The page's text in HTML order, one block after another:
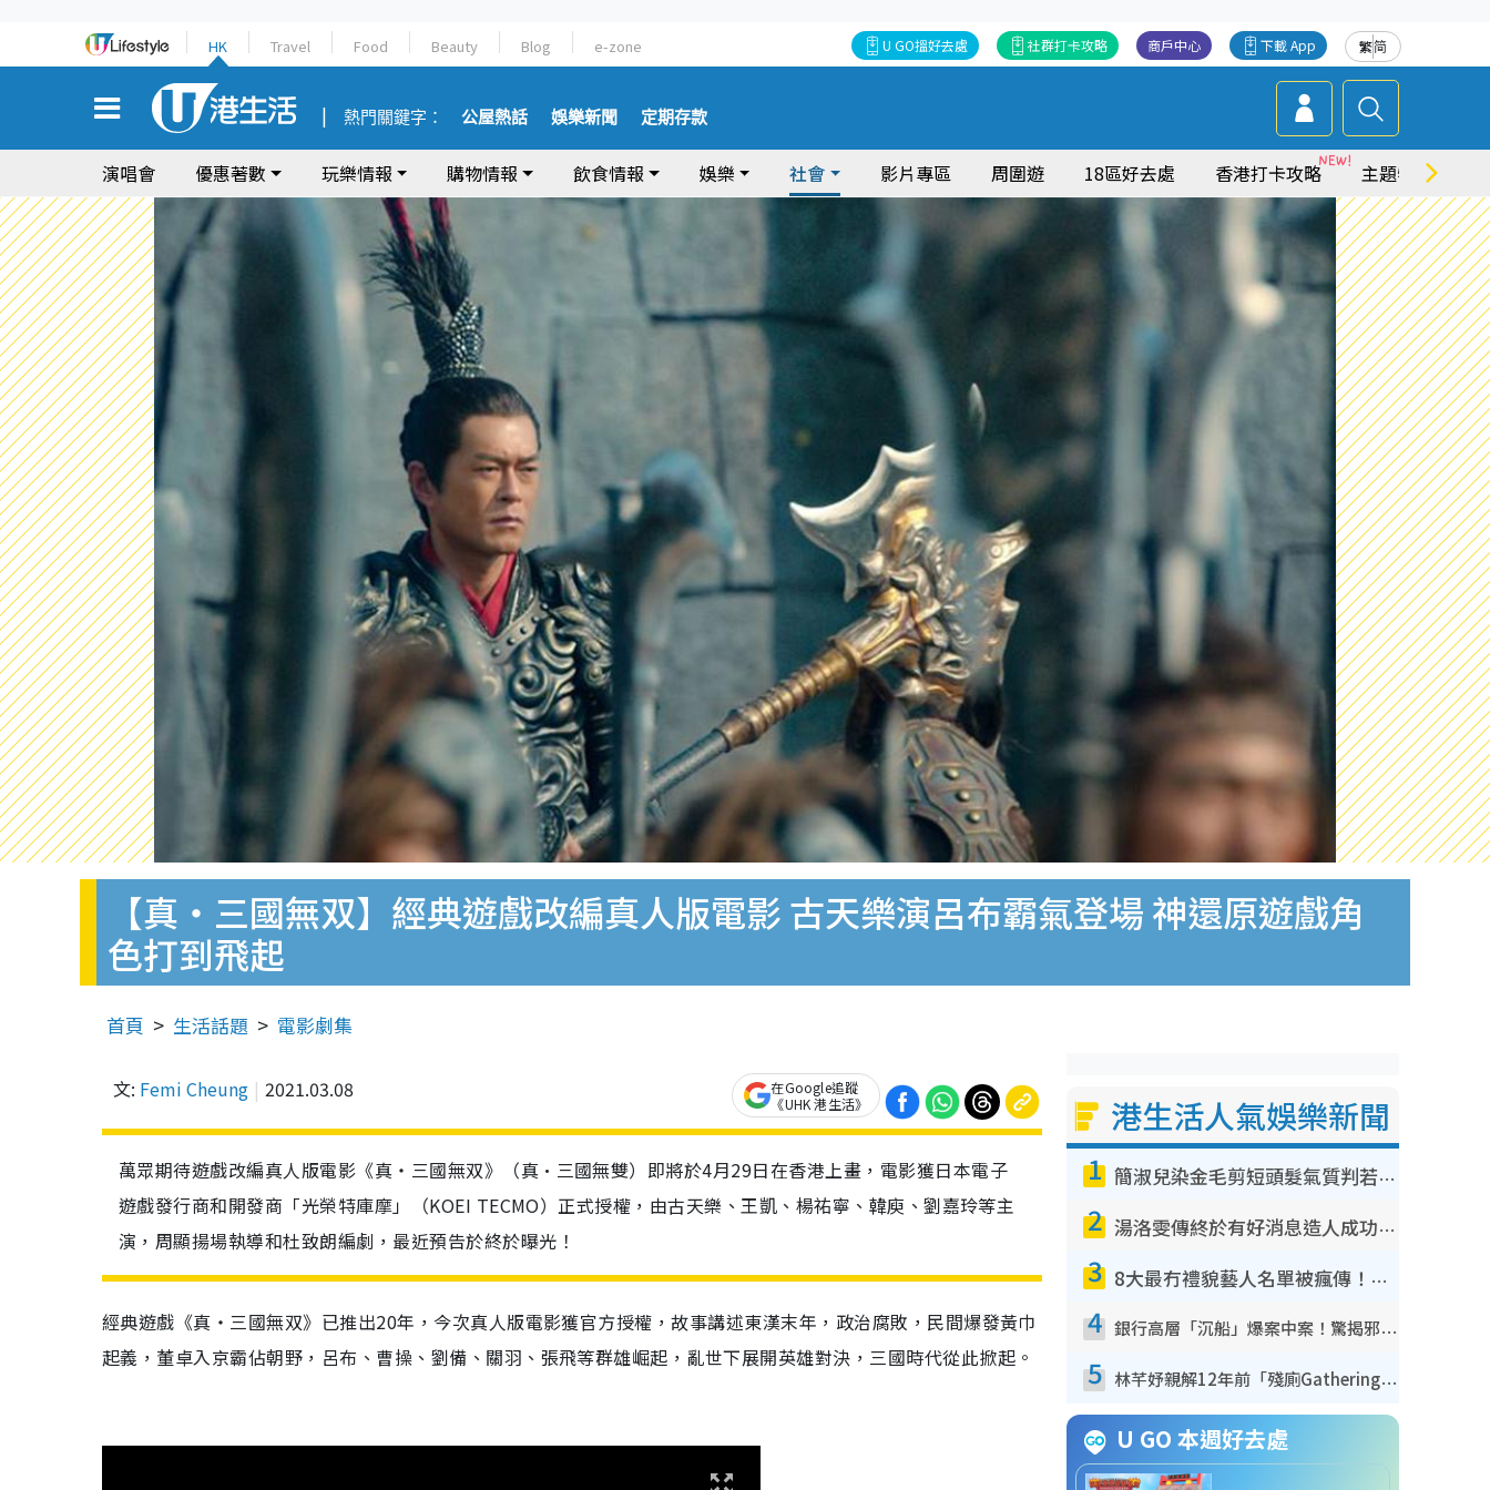
HK Travel Food Beauty Blog e-zone 繁简
下載 App
商戶中心
社群打卡攻略
U GO搵好去處
熱門關鍵字： 公屋熱話 娛樂新聞 定期存款
演唱會 優惠著數 玩樂情報 購物情報 飲食情報 娛樂 社會 影片專區 周圍遊 18區好去處 香港打卡攻略 主題特集
【真‧三國無双】經典遊戲改編真人版電影 古天樂演呂布霸氣登場 神還原遊戲角
色打到飛起
首頁 生活話題 電影劇集
文: Femi Cheung 2021.03.08
在Google追蹤
《UHK 港生活》
萬眾期待遊戲改編真人版電影《真‧三國無双》（真·三國無雙）即將於4月29日在香港上畫，電影獲日本電子
遊戲發行商和開發商「光榮特庫摩」（KOEI TECMO）正式授權，由古天樂、王凱、楊祐寧、韓庾、劉嘉玲等主
演，周顯揚場執導和杜致朗編劇，最近預告於終於曝光！
經典遊戲《真‧三國無双》已推出20年，今次真人版電影獲官方授權，故事講述東漢末年，政治腐敗，民間爆發黃巾
起義，董卓入京霸佔朝野，呂布、曹操、劉備、關羽、張飛等群雄崛起，亂世下展開英雄對決，三國時代從此掀起。
港生活人氣娛樂新聞
1 簡淑兒染金毛剪短頭髮氣質判若兩人！嚇壞老公麥大力都認唔出：「你做咩事？」
2 湯洛雯傳終於有好消息造人成功！兩大細節曝孕味極濃惹猜測：大肚婆先會咁！
3 8大最冇禮貌藝人名單被瘋傳！網民揭發明星真面目 一致數臭呢位係無品天花板？
4 銀行高層「沉船」爆案中案！驚揭邪教洗腦操控賣淫被吞600萬 幕後黑手講多錯多
5 林芊妤親解12年前「殘廁Gathering」真相！高層解約一句話重創尊嚴至今拒返TVB
U GO 本週好去處